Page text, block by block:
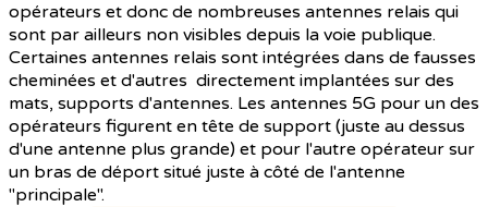
opérateurs et donc de nombreuses antennes relais qui
sont par ailleurs non visibles depuis la voie publique.
Certaines antennes relais sont intégrées dans de fausses
cheminées et d'autres directement implantées sur des
mats, supports d'antennes. Les antennes 5G pour un des
opérateurs figurent en tête de support (juste au dessus
d'une antenne plus grande) et pour l'autre opérateur sur
un bras de déport situé juste à côté de l'antenne
"principale".